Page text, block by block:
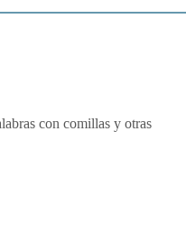
con comillas y otras